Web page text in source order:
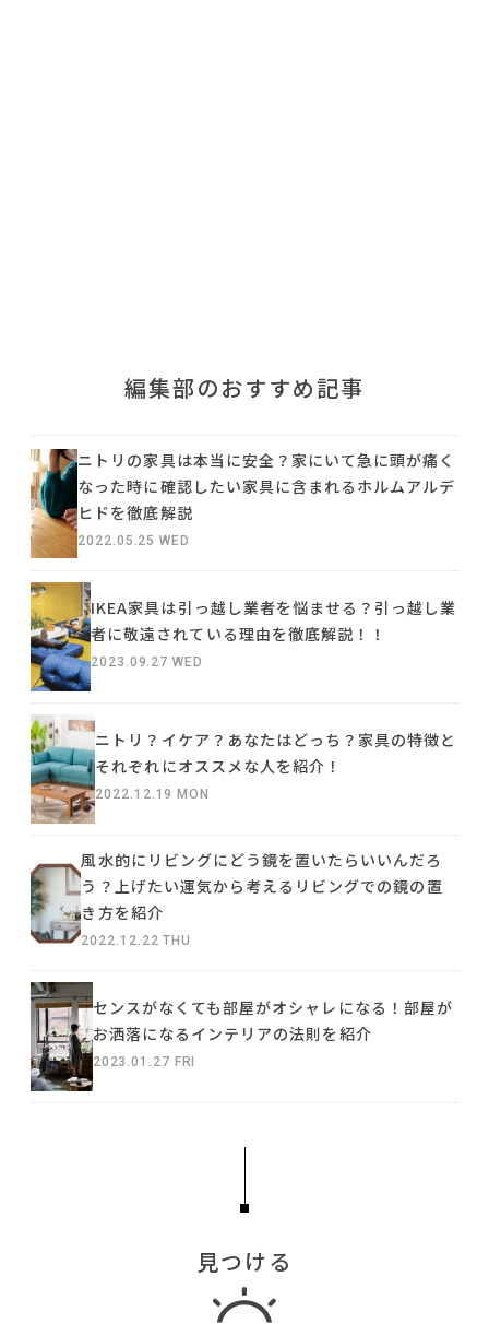
編集部のおすすめ記事
ニトリの家具は本当に安全？家にいて急に頭が痛く
なった時に確認したい家具に含まれるホルムアルデ
ヒドを徹底解説
2022.05.25 WED
IKEA家具は引っ越し業者を悩ませる？引っ越し業
者に敬遠されている理由を徹底解説！！
2023.09.27 WED
ニトリ？イケア？あなたはどっち？家具の特徴と
それぞれにオススメな人を紹介！
2022.12.19 MON
風水的にリビングにどう鏡を置いたらいいんだろ
う？上げたい運気から考えるリビングでの鏡の置
き方を紹介
2022.12.22 THU
センスがなくても部屋がオシャレになる！部屋が
お洒落になるインテリアの法則を紹介
2023.01.27 FRI
見つける